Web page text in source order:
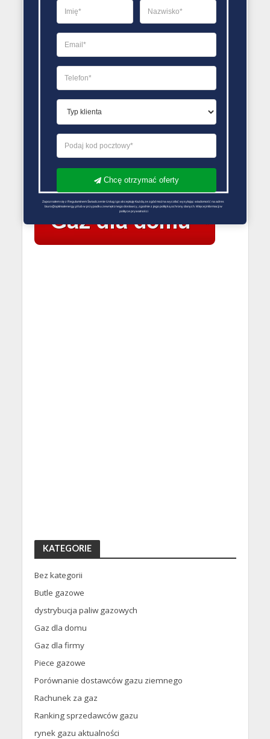
Gazy techniczne Żarki
Butle gazowe Żarki
Gaz płynny Żarki
LPG Żarki
PORÓWNYWARKA OFERT GAZU
KATEGORIE
Bez kategorii
Butle gazowe
dystrybucja paliw gazowych
Gaz dla domu
Gaz dla firmy
Piece gazowe
Porównanie dostawców gazu ziemnego
Rachunek za gaz
Ranking sprzedawców gazu
rynek gazu aktualności
Chcę otrzymać oferty
Zapoznałem się z Regulaminem Świadczenie Usług i go akceptuję Każdą ze zgód można wycofać wysyłając wiadomość na adres
biuro@optimalenergy.pl lub w przypadku zewnętrznego dostawcy, zgodnie z jego polityką ochrony danych. Więcej informacji w
polityce prywatności